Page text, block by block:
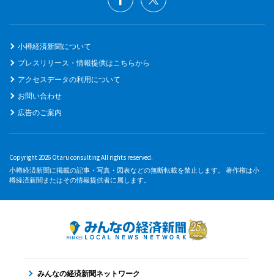
小樽経済新聞について
プレスリリース・情報提供はこちらから
アクセスデータの利用について
お問い合わせ
広告のご案内
Copyright 2026 Otaru consulting All rights reserved.
小樽経済新聞に掲載の記事・写真・図表などの無断転載を禁止します。 著作権は小
樽経済新聞またはその情報提供者に属します。
みんなの経済新聞ネットワーク